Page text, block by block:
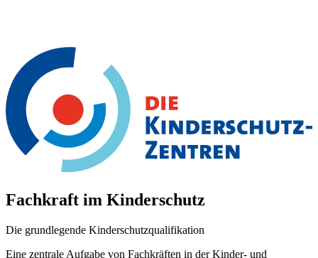
Fachkraft im Kinderschutz
Die grundlegende Kinderschutzqualifikation
Eine zentrale Aufgabe von Fachkräften in der Kinder- und